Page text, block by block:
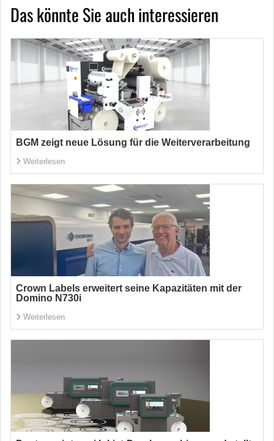
Das könnte Sie auch interessieren
BGM zeigt neue Lösung für die Weiterverarbeitung
Weiterlesen
Crown Labels erweitert seine Kapazitäten mit der
Domino N730i
Weiterlesen